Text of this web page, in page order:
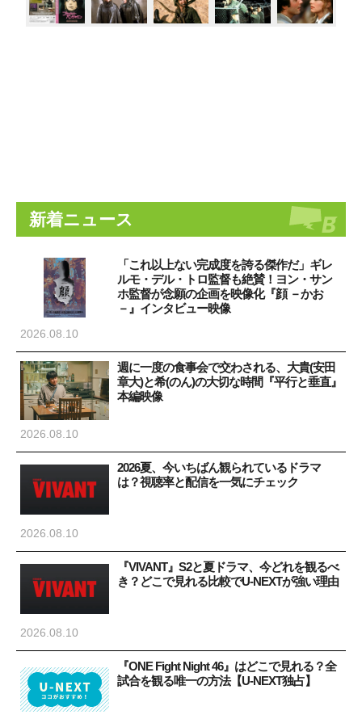
新着ニュース
「これ以上ない完成度を誇る傑作だ」ギレ
ルモ・デル・トロ監督も絶賛！ヨン・サン
ホ監督が念願の企画を映像化『顔 －かお
－』インタビュー映像
2026.08.10
週に一度の食事会で交わされる、大貴(安田
章大)と希(のん)の大切な時間『平行と垂直』
本編映像
2026.08.10
2026夏、今いちばん観られているドラマ
は？視聴率と配信を一気にチェック
2026.08.10
『VIVANT』S2と夏ドラマ、今どれを観るべ
き？どこで見れる比較でU-NEXTが強い理由
2026.08.10
『ONE Fight Night 46』はどこで見れる？全
試合を観る唯一の方法【U-NEXT独占】